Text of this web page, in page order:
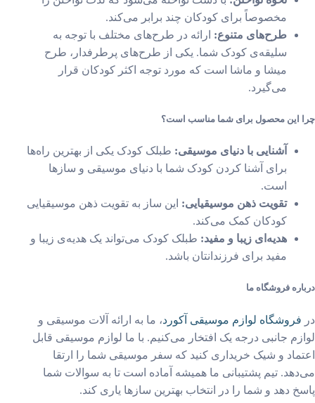
مخصوصاً برای کودکان چند برابر می‌کند.
طرح‌های متنوع:ارائه در طرح‌های مختلف با توجه به
سلیقه‌ی کودک شما. یکی از طرح‌های پرطرفدار، طرح
میشا و ماشا است که مورد توجه اکثر کودکان قرار
می‌گیرد.
این محصول برای شما مناسب است؟
آشنایی با دنیای موسیقی:طبلک کودک یکی از بهترین راه‌ها
برای آشنا کردن کودک شما با دنیای موسیقی و سازها
است.
تقویت ذهن موسیقیایی:این ساز به تقویت ذهن موسیقیایی
کودکان کمک می‌کند.
هدیه‌ای زیبا و مفید:طبلک کودک می‌تواند یک هدیه‌ی زیبا و
مفید برای فرزندانتان باشد.
فروشگاه ما
فروشگاه لوازم موسیقی آکورد، ما به ارائه آلات موسیقی و
جانبی درجه یک افتخار می‌کنیم. با ما لوازم موسیقی قابل
و شیک خریداری کنید که سفر موسیقی شما را ارتقا
تیم پشتیبانی ما همیشه آماده است تا به سوالات شما
دهد و شما را در انتخاب بهترین سازها یاری کند.